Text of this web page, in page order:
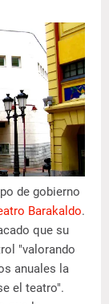
de gobierno
Barakaldo.
que su
"valorando
anuales la
el teatro".